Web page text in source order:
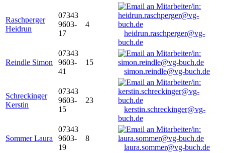
Raschperger
Heidrun
07343
9603-
17
4
heidrun.raschperger@vg-
buch.de
Reindle Simon
07343
9603-
41
15
simon.reindle@vg-buch.de
Schreckinger
Kerstin
07343
9603-
15
23
kerstin.schreckinger@vg-
buch.de
Sommer Laura
07343
9603-
19
8
laura.sommer@vg-buch.de